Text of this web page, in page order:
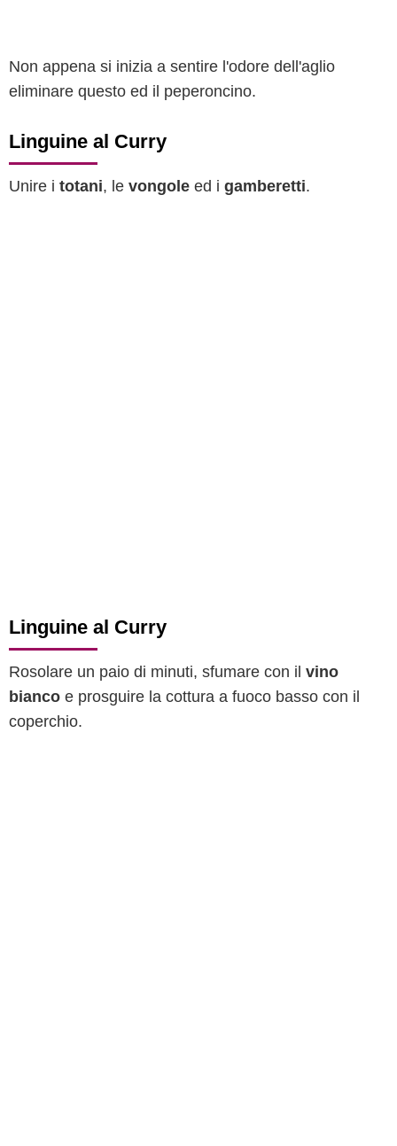
Non appena si inizia a sentire l'odore dell'aglio
eliminare questo ed il peperoncino.
Linguine al Curry
Unire i totani, le vongole ed i gamberetti.
Linguine al Curry
Rosolare un paio di minuti, sfumare con il vino
bianco e prosguire la cottura a fuoco basso con il
coperchio.